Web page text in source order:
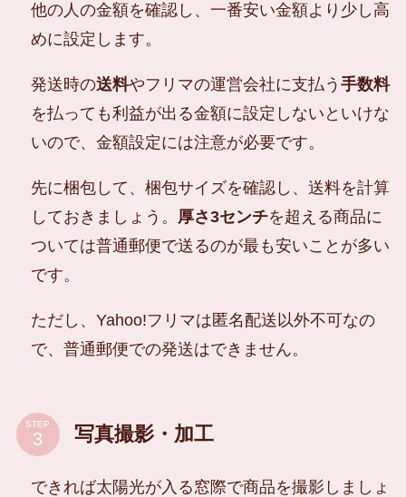
他の人の金額を確認し、一番安い金額より少し高
めに設定します。
発送時の送料やフリマの運営会社に支払う 手数料
を払っても利益が出る金額に設定しないといけな
いので、金額設定には注意が必要です。
先に梱包して、梱包サイズを確認し、送料を計算
しておきましょう。 厚さ3センチを超える商品に
ついては普通郵便で送るのが最も安いことが多い
です。
ただし、Yahoo!フリマは匿名配送以外不可なの
で、普通郵便での発送はできません。
STEP 写真撮影・加工
できれば太陽光が入る窓際で商品を撮影しましょ